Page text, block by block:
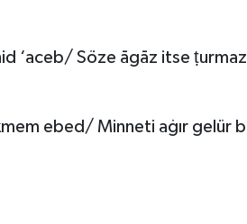
‘aceb/ Söze āgāz itse
ebed/ Minneti aġır gelür